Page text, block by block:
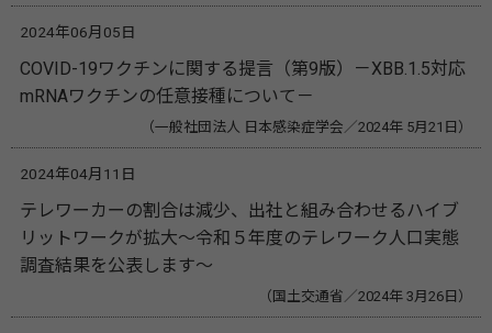
2024年06月05日
COVID-19ワクチンに関する提言（第9版）－XBB.1.5対応
mRNAワクチンの任意接種について－
（一般社団法人 日本感染症学会／2024年 5月21日）
2024年04月11日
テレワーカーの割合は減少、出社と組み合わせるハイブ
リットワークが拡大～令和５年度のテレワーク人口実態
調査結果を公表します～
（国土交通省／2024年 3月26日）